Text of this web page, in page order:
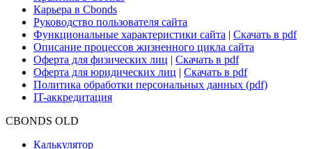
Для клиентов
О нас
Безопасность проведения платежей
Практика в Cbonds
Карьера в Cbonds
Руководство пользователя сайта
Функциональные характеристики сайта|Скачать в pdf
Описание процессов жизненного цикла сайта
Оферта для физических лиц
Оферта для юридических лиц
IT-аккредитация